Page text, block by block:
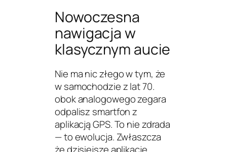
Nowoczesna
nawigacja w
klasycznym aucie
Nie ma nic złego w tym, że
w samochodzie z lat 70.
obok analogowego zegara
odpalisz smartfon z
aplikacją GPS. To nie zdrada
— to ewolucja. Zwłaszcza